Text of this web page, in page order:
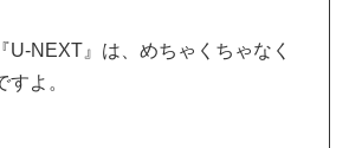
U-NEXT』は、めちゃくちゃなく
よ。